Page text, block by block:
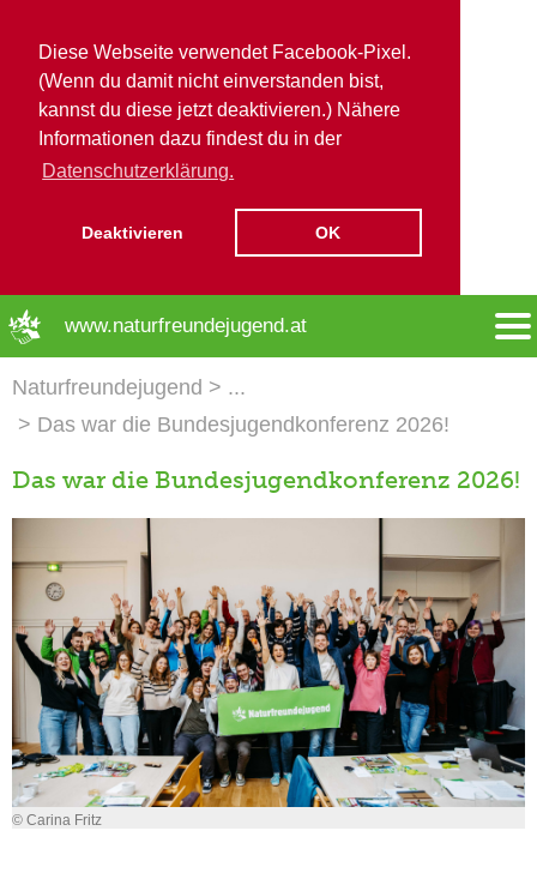
Diese Webseite verwendet Facebook-Pixel.
(Wenn du damit nicht einverstanden bist,
kannst du diese jetzt deaktivieren.) Nähere
Informationen dazu findest du in der
Datenschutzerklärung.
Deaktivieren OK
www.naturfreundejugend.at
Naturfreundejugend
Das war die Bundesjugendkonferenz 2026!
Das war die Bundesjugendkonferenz 2026!
© Carina Fritz